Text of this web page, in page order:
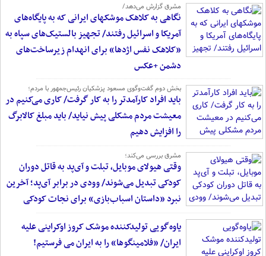
مشرق گزارش می‌دهد/
نگاهی به کلاهک‎ موشک‎های ایرانی که به پایگاه‌های
آمریکا و اسرائیل رفتند/ تجهیز بالستیک‌های سپاه به
«کلاهک نفس اژدها» برای انهدام زیرساخت‌های
دشمن +عکس
بخش دوم گفت‌وگوی مسعود پزشکیان رئیس‌جمهور با مردم؛
باید افراد کارآمدتر را به کار گرفت/ کاری می‌کنیم در
معیشت مردم مشکلی پیش نیاید/ باید مبلغ کالابرگ
را افزایش دهیم
مشرق بررسی می‌کند؛
وقتی هیولای موبایل، تبلت و آی‌پد به قاتل دوران
کودکی تبدیل می‌شوند/ وودی در برابر آی‌پد؛ آخرین
نبرد «داستان اسباب‌بازی» برای نجات کودکی
یاوه‌گویی تولیدکننده موشک کروز اوکراینی علیه
ایران/ «فلامینگوها» را به ایران می فرستیم!